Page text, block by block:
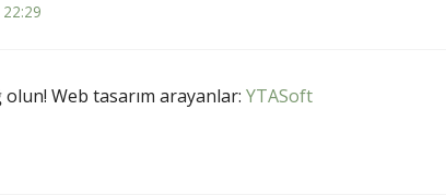
Web tasarım arayanlar: YTASoft